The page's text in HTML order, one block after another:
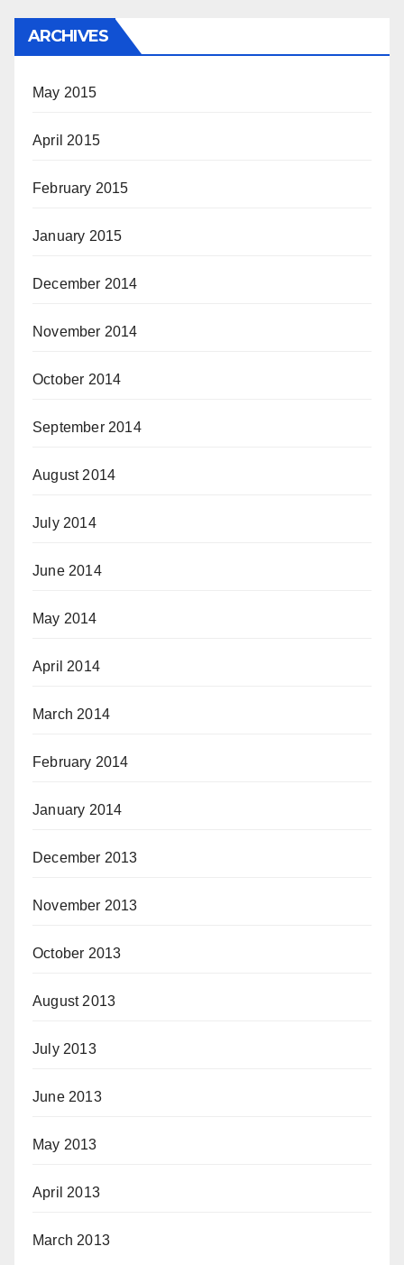
ARCHIVES
May 2015
April 2015
February 2015
January 2015
December 2014
November 2014
October 2014
September 2014
August 2014
July 2014
June 2014
May 2014
April 2014
March 2014
February 2014
January 2014
December 2013
November 2013
October 2013
August 2013
July 2013
June 2013
May 2013
April 2013
March 2013